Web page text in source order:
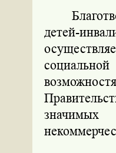
детей-
значимых